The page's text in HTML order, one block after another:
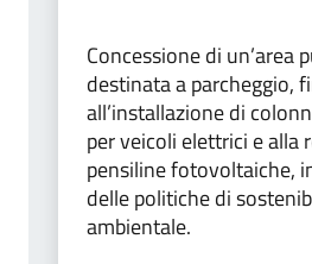
Concessione di un’area
destinata a parcheggio,
all’installazione di
per veicoli elettrici e alla
pensiline fotovoltaiche,
delle politiche di
ambientale.